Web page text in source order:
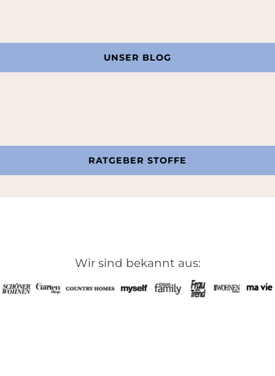
UNSER BLOG
RATGEBER STOFFE
Wir sind bekannt aus: